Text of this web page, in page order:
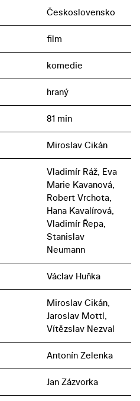
Československo
film
komedie
hraný
81 min
Miroslav Cikán
Vladimír Ráž, Eva
Marie Kavanová,
Robert Vrchota,
Hana Kavalírová,
Vladimír Řepa,
Stanislav
Neumann
Václav Huňka
Miroslav Cikán,
Jaroslav Mottl,
Vítězslav Nezval
Antonín Zelenka
Jan Zázvorka